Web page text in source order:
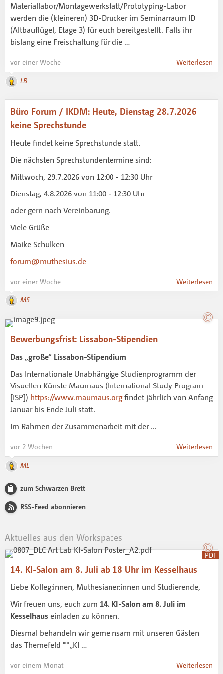
Materiallabor/Montagewerkstatt/Prototyping-Labor
werden die (kleineren) 3D-Drucker im Seminarraum ID
(Altbauflügel, Etage 3) für euch bereitgestellt. Falls ihr
bislang eine Freischaltung für die …
vor einer Woche Weiterlesen
LB
Büro Forum / IKDM: Heute, Dienstag 28.7.2026
keine Sprechstunde
Heute findet keine Sprechstunde statt.
Die nächsten Sprechstundentermine sind:
Mittwoch, 29.7.2026 von 12:00 - 12:30 Uhr
Dienstag, 4.8.2026 von 11:00 - 12:30 Uhr
oder gern nach Vereinbarung.
Viele Grüße
Maike Schulken
forum@muthesius.de
vor einer Woche Weiterlesen
MS
Bewerbungsfrist: Lissabon-Stipendien
Das „große“ Lissabon-Stipendium
Das Internationale Unabhängige Studienprogramm der
Visuellen Künste Maumaus (International Study Program
[ISP]) https://www.maumaus.orgfindet jährlich von Anfang
Januar bis Ende Juli statt.
Im Rahmen der Zusammenarbeit mit der …
vor 2 Wochen Weiterlesen
ML
zum Schwarzen Brett
RSS-Feed abonnieren
Aktuelles aus den Workspaces
PDF
14. KI-Salon am 8. Juli ab 18 Uhr im Kesselhaus
Liebe Kolleg:innen, Muthesianer:innen und Studierende,
Wir freuen uns, euch zum 14. KI-Salon am 8. Juli im
Kesselhaus einladen zu können.
Diesmal behandeln wir gemeinsam mit unseren Gästen
das Themefeld **„KI …
vor einem Monat Weiterlesen